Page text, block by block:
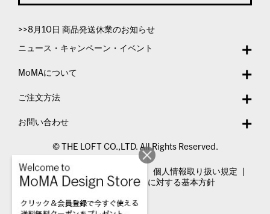
>>8月10日 商品発送休業のお知らせ
ニュース・キャンペーン・イベント
MoMAについて
ご注文方法
お問い合わせ
© THE LOFT CO.,LTD. All Rights Reserved.
特定商取引法表示
個人情報取り扱い規定
カスタマーハラスメントに対する基本方針